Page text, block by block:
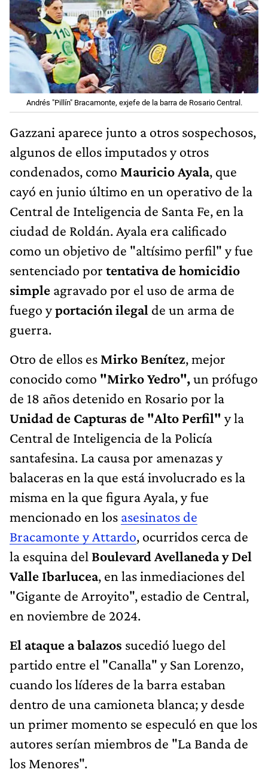
Andrés "Pillín" Bracamonte, exjefe de la barra de Rosario Central.
Gazzani aparece junto a otros sospechosos,
algunos de ellos imputados y otros
condenados, como Mauricio Ayala, que
cayó en junio último en un operativo de la
Central de Inteligencia de Santa Fe, en la
ciudad de Roldán. Ayala era calificado
como un objetivo de "altísimo perfil" y fue
sentenciado por tentativa de homicidio
simple agravado por el uso de arma de
fuego yportación ilegal de un arma de
guerra.
Otro de ellos es Mirko Benítez, mejor
conocido como "Mirko Yedro",un prófugo
de 18 años detenido en Rosario por la
Unidad de Capturas de "Alto Perfil" y la
Central de Inteligencia de la Policía
santafesina. La causa por amenazas y
balaceras en la que está involucrado es la
misma en la que figura Ayala, y fue
mencionado en los asesinatos de
Bracamonte y Attardo, ocurridos cerca de
la esquina del Boulevard Avellaneda y Del
Valle Ibarlucea, en las inmediaciones del
"Gigante de Arroyito", estadio de Central,
en noviembre de 2024.
El ataque a balazos sucedió luego del
partido entre el "Canalla" y San Lorenzo,
cuando los líderes de la barra estaban
dentro de una camioneta blanca; y desde
un primer momento se especuló en que los
autores serían miembros de "La Banda de
los Menores".